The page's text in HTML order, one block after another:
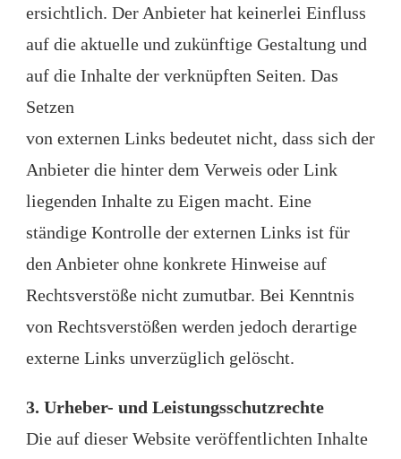
ersichtlich. Der Anbieter hat keinerlei Einfluss
auf die aktuelle und zukünftige Gestaltung und
auf die Inhalte der verknüpften Seiten. Das
Setzen
von externen Links bedeutet nicht, dass sich der
Anbieter die hinter dem Verweis oder Link
liegenden Inhalte zu Eigen macht. Eine
ständige Kontrolle der externen Links ist für
den Anbieter ohne konkrete Hinweise auf
Rechtsverstöße nicht zumutbar. Bei Kenntnis
von Rechtsverstößen werden jedoch derartige
externe Links unverzüglich gelöscht.
3. Urheber- und Leistungsschutzrechte
Die auf dieser Website veröffentlichten Inhalte